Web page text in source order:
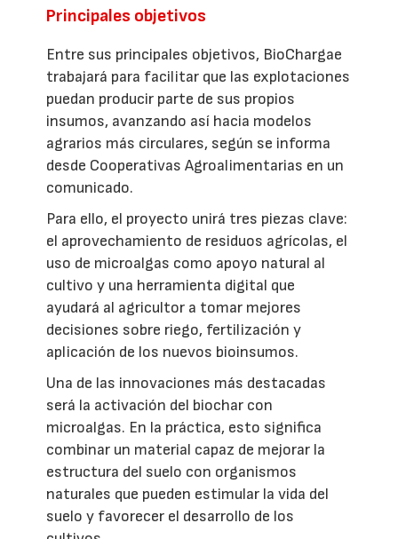
Principales objetivos
Entre sus principales objetivos, BioChargae
trabajará para facilitar que las explotaciones
puedan producir parte de sus propios
insumos, avanzando así hacia modelos
agrarios más circulares, según se informa
desde Cooperativas Agroalimentarias en un
comunicado.
Para ello, el proyecto unirá tres piezas clave:
el aprovechamiento de residuos agrícolas, el
uso de microalgas como apoyo natural al
cultivo y una herramienta digital que
ayudará al agricultor a tomar mejores
decisiones sobre riego, fertilización y
aplicación de los nuevos bioinsumos.
Una de las innovaciones más destacadas
será la activación del biochar con
microalgas. En la práctica, esto significa
combinar un material capaz de mejorar la
estructura del suelo con organismos
naturales que pueden estimular la vida del
suelo y favorecer el desarrollo de los